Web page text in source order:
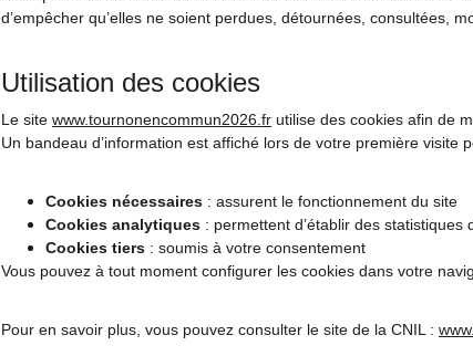
d’empêcher qu’elles ne soient perdues, détournées, consultées,
Utilisation des cookies
Le site www.tournonencommun2026.fr utilise des cookies afin de
Un bandeau d’information est affiché lors de votre première visite
Cookies nécessaires : assurent le fonctionnement du site
Cookies analytiques : permettent d’établir des statistiques
Cookies tiers : soumis à votre consentement
Vous pouvez à tout moment configurer les cookies dans votre
Pour en savoir plus, vous pouvez consulter le site de la CNIL :